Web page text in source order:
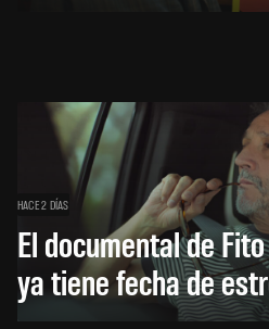
HACE 2 DÍAS
El documental de
ya tiene fecha de